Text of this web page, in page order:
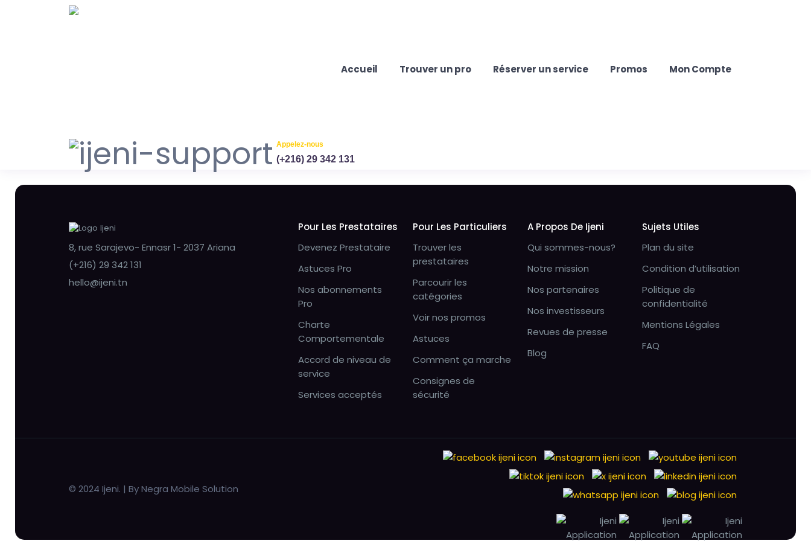
Accueil Trouver un pro Réserver un service Promos Mon Compte
Appelez-nous
(+216) 29 342 131
8, rue Sarajevo- Ennasr 1- 2037 Ariana
(+216) 29 342 131
hello@ijeni.tn
Pour Les Prestataires
Devenez Prestataire
Astuces Pro
Nos abonnements
Pro
Charte
Comportementale
Accord de niveau de
service
Services acceptés
Pour Les Particuliers
Trouver les
prestataires
Parcourir les
catégories
Voir nos promos
Astuces
Comment ça marche
Consignes de
sécurité
A Propos De Ijeni
Qui sommes-nous?
Notre mission
Nos partenaires
Nos investisseurs
Revues de presse
Blog
Sujets Utiles
Plan du site
Condition d’utilisation
Politique de
confidentialité
Mentions Légales
FAQ
© 2024 Ijeni. | By Negra Mobile Solution